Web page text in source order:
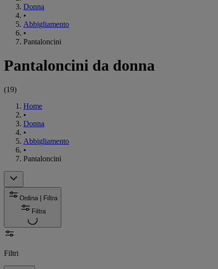
Donna
•
Abbigliamento
•
Pantaloncini
Pantaloncini da donna
(19)
Home
•
Donna
•
Abbigliamento
•
Pantaloncini
Ordina | Filtra
Filtra
Filtri